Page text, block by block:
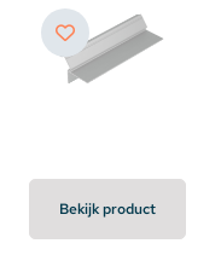
Bekijk product